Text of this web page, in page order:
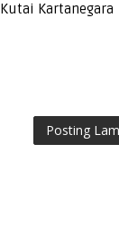
Kutai Kartanegara
Posting